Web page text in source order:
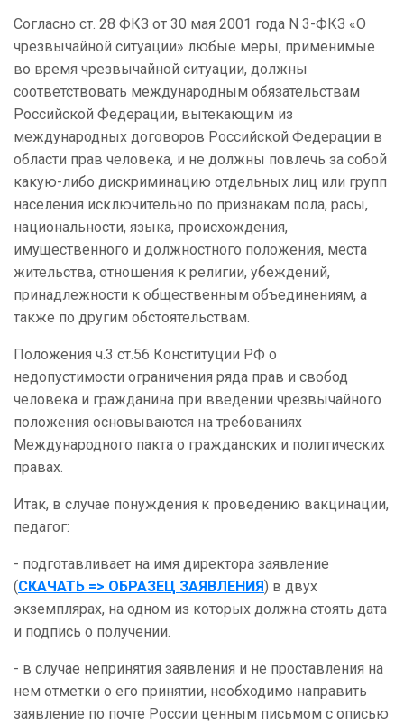
Согласно ст. 28 ФКЗ от 30 мая 2001 года N 3-ФКЗ «О
чрезвычайной ситуации» любые меры, применимые
во время чрезвычайной ситуации, должны
соответствовать международным обязательствам
Российской Федерации, вытекающим из
международных договоров Российской Федерации в
области прав человека, и не должны повлечь за собой
какую-либо дискриминацию отдельных лиц или групп
населения исключительно по признакам пола, расы,
национальности, языка, происхождения,
имущественного и должностного положения, места
жительства, отношения к религии, убеждений,
принадлежности к общественным объединениям, а
также по другим обстоятельствам.
Положения ч.3 ст.56 Конституции РФ о
недопустимости ограничения ряда прав и свобод
человека и гражданина при введении чрезвычайного
положения основываются на требованиях
Международного пакта о гражданских и политических
правах.
Итак, в случае понуждения к проведению вакцинации,
педагог:
- подготавливает на имя директора заявление
(СКАЧАТЬ => ОБРАЗЕЦ ЗАЯВЛЕНИЯ) в двух
экземплярах, на одном из которых должна стоять дата
и подпись о получении.
- в случае непринятия заявления и не проставления на
нем отметки о его принятии, необходимо направить
заявление по почте России ценным письмом с описью